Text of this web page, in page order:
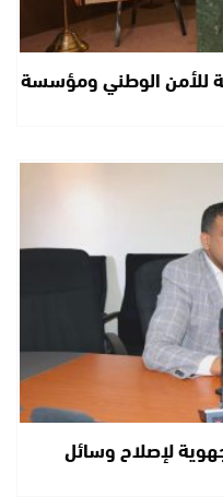
للأمن الوطني ومؤسسة
لإصلاح وسائل